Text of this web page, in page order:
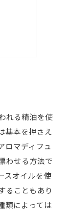
れる精油を使
基本を押さえ
ロマディフュ
わせる方法で
スオイルを使
ることもあり
類によっては